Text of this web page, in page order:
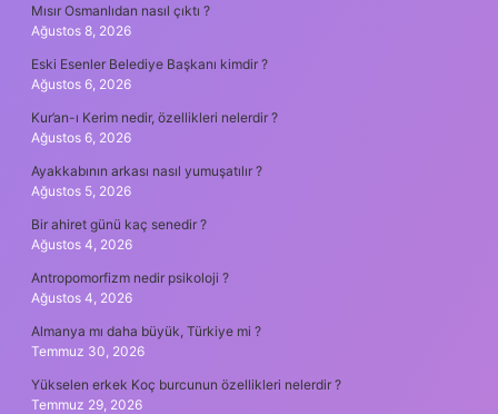
Mısır Osmanlıdan nasıl çıktı ?
Ağustos 8, 2026
Eski Esenler Belediye Başkanı kimdir ?
Ağustos 6, 2026
Kur’an-ı Kerim nedir, özellikleri nelerdir ?
Ağustos 6, 2026
Ayakkabının arkası nasıl yumuşatılır ?
Ağustos 5, 2026
Bir ahiret günü kaç senedir ?
Ağustos 4, 2026
Antropomorfizm nedir psikoloji ?
Ağustos 4, 2026
Almanya mı daha büyük, Türkiye mi ?
Temmuz 30, 2026
Yükselen erkek Koç burcunun özellikleri nelerdir ?
Temmuz 29, 2026